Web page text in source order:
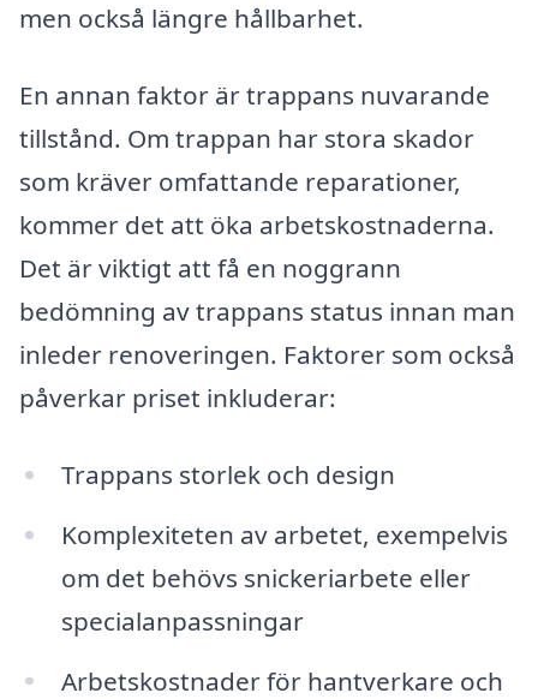
men också längre hållbarhet.
En annan faktor är trappans nuvarande
tillstånd. Om trappan har stora skador
som kräver omfattande reparationer,
kommer det att öka arbetskostnaderna.
Det är viktigt att få en noggrann
bedömning av trappans status innan man
inleder renoveringen. Faktorer som också
påverkar priset inkluderar:
Trappans storlek och design
Komplexiteten av arbetet, exempelvis
om det behövs snickeriarbete eller
specialanpassningar
Arbetskostnader för hantverkare och